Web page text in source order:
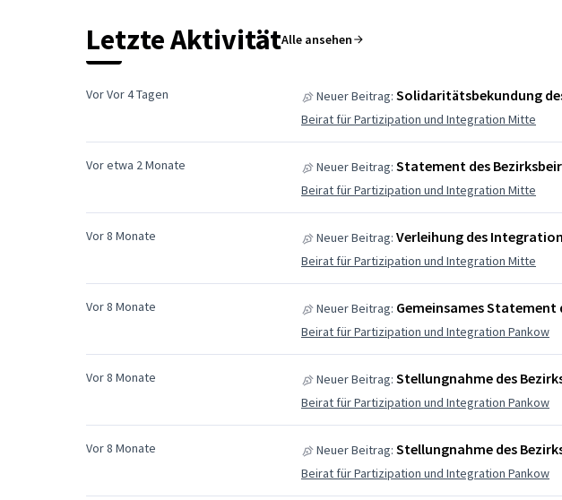
Letzte AktivitätAlle ansehen
Vor Vor 4 Tagen Neuer Beitrag: Solidaritätsbekundung
Beirat für Partizipation und Integration Mitte
Vor etwa 2 Monate Neuer Beitrag: Statement des
Beirat für Partizipation und Integration Mitte
Vor 8 Monate Neuer Beitrag: Verleihung des
Beirat für Partizipation und Integration Mitte
Vor 8 Monate Neuer Beitrag: Gemeinsames
Beirat für Partizipation und Integration Pankow
Vor 8 Monate Neuer Beitrag: Stellungnahme des
Beirat für Partizipation und Integration Pankow
Vor 8 Monate Neuer Beitrag: Stellungnahme des
Beirat für Partizipation und Integration Pankow